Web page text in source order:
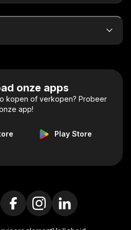
onze apps
kopen of verkopen? Probeer
app!
Play Store